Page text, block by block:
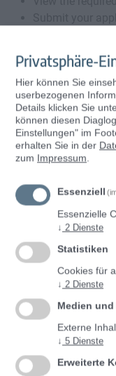
Anmeldung
Passwort
Privatsphäre-
Hier können Sie
userbezogenen
Details klicken Sie
können diesen
Einstellungen" im
erhalten Sie in der
zum Impressum.
Essenziell
Essenzielle
↓ 2 Dienste
Statistiken
Cookies für
↓ 2 Dienste
Medien
Externe
↓ 5 Dienste
Erweiterte